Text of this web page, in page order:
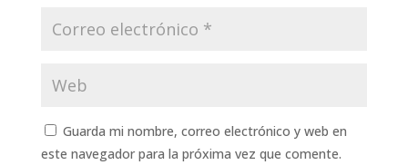
Guarda mi nombre, correo electrónico y web en
este navegador para la próxima vez que comente.